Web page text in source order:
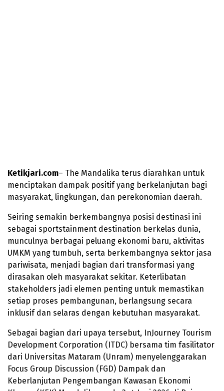
Ketikjari.com– The Mandalika terus diarahkan untuk
menciptakan dampak positif yang berkelanjutan bagi
masyarakat, lingkungan, dan perekonomian daerah.
Seiring semakin berkembangnya posisi destinasi ini
sebagai sportstainment destination berkelas dunia,
munculnya berbagai peluang ekonomi baru, aktivitas
UMKM yang tumbuh, serta berkembangnya sektor jasa
pariwisata, menjadi bagian dari transformasi yang
dirasakan oleh masyarakat sekitar. Keterlibatan
stakeholders jadi elemen penting untuk memastikan
setiap proses pembangunan, berlangsung secara
inklusif dan selaras dengan kebutuhan masyarakat.
Sebagai bagian dari upaya tersebut, InJourney Tourism
Development Corporation (ITDC) bersama tim fasilitator
dari Universitas Mataram (Unram) menyelenggarakan
Focus Group Discussion (FGD) Dampak dan
Keberlanjutan Pengembangan Kawasan Ekonomi